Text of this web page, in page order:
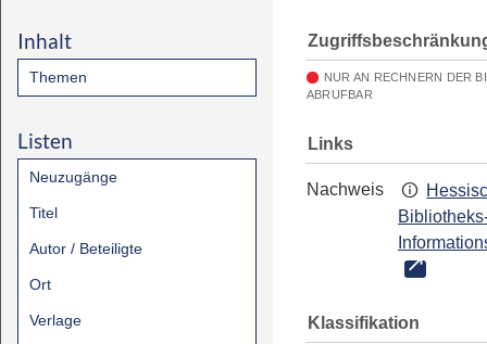
Inhalt
Themen
Listen
Neuzugänge
Titel
Autor / Beteiligte
Ort
Verlage
NUR AN RECHNERN DER
ABRUFBAR
Links
Nachweis
Klassifikation